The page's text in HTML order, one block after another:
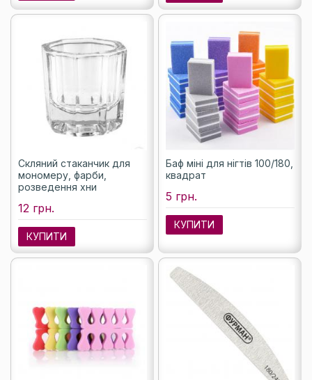
Скляний стаканчик для
мономеру, фарби,
розведення хни
12 грн.
КУПИТИ
Баф міні для нігтів 100/180,
квадрат
5 грн.
КУПИТИ